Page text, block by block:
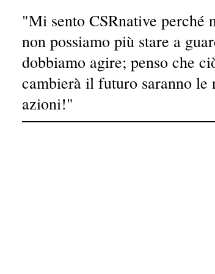
"Mi sento CSRnative perché
non possiamo più stare a
dobbiamo agire; penso che
cambierà il futuro saranno le
azioni!"